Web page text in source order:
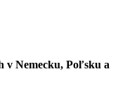
v Nemecku, Poľsku a